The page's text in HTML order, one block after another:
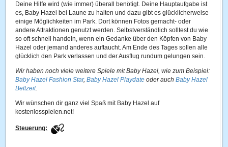
Deine Hilfe wird (wie immer) überall benötigt. Deine Hauptaufgabe ist
es, Baby Hazel bei Laune zu halten und dazu gibt es glücklicherweise
einige Möglichkeiten im Park. Dort können Fotos gemacht- oder
andere Attraktionen genutzt werden. Selbstverständlich solltest du wie
so oft schnell handeln, wenn ein Gedanke über den Köpfen von Baby
Hazel oder jemand anderes auftaucht. Am Ende des Tages sollen alle
glücklich den Park verlassen und der Ausflug rundum gelungen sein.
Wir haben noch viele weitere Spiele mit Baby Hazel, wie zum Beispiel:
Baby Hazel Fashion Star,Baby Hazel Playdate oder auchBaby Hazel
Bettzeit.
Wir wünschen dir ganz viel Spaß mit Baby Hazel auf
kostenlosspielen.net!
Steuerung: